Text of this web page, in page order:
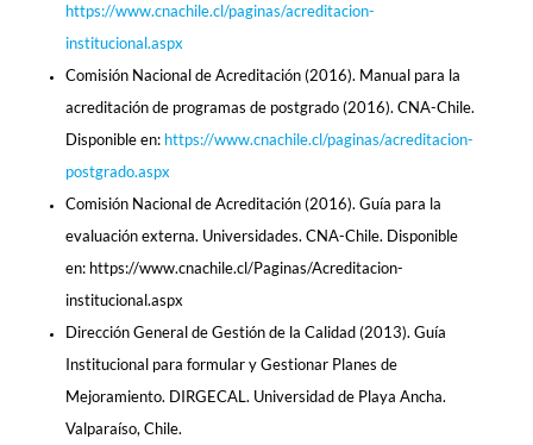
https://www.cnachile.cl/paginas/acreditacion-
institucional.aspx
Comisión Nacional de Acreditación (2016). Manual para la
acreditación de programas de postgrado (2016). CNA-Chile.
Disponible en: https://www.cnachile.cl/paginas/acreditacion-
postgrado.aspx
Comisión Nacional de Acreditación (2016). Guía para la
evaluación externa. Universidades. CNA-Chile. Disponible
en: https://www.cnachile.cl/Paginas/Acreditacion-
institucional.aspx
Dirección General de Gestión de la Calidad (2013). Guía
Institucional para formular y Gestionar Planes de
Mejoramiento. DIRGECAL. Universidad de Playa Ancha.
Valparaíso, Chile.